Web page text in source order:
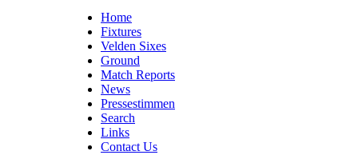
Home
Fixtures
Velden Sixes
Ground
Match Reports
News
Pressestimmen
Search
Links
Contact Us